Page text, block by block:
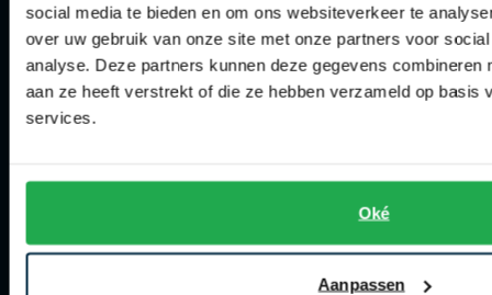
social media te bieden en om ons websiteverkeer te
over uw gebruik van onze site met onze partners voor
analyse. Deze partners kunnen deze gegevens combineren
aan ze heeft verstrekt of die ze hebben verzameld op basis
services.
Oké
Aanpassen
Roy Robson
Schiesser
Slater
Openingstijden
Contact winkel
Contact webshop